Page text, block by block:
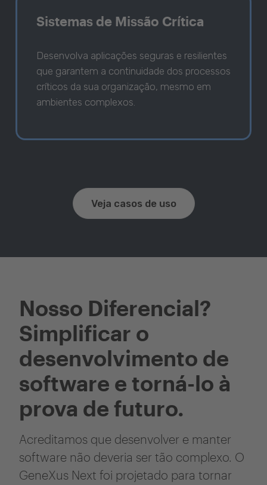
Sistemas de Missão Crítica
Desenvolva aplicações seguras e resilientes
que garantem a continuidade dos processos
críticos da sua organização, mesmo em
ambientes complexos.
Veja casos de uso
Nosso Diferencial?
Simplificar o
desenvolvimento de
software e torná-lo à
prova de futuro.
Acreditamos que desenvolver e manter
software não deveria ser tão complexo. O
GeneXus Next foi projetado para tornar